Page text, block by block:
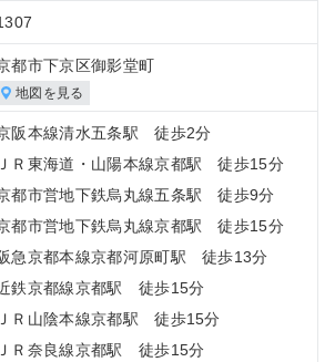
都市下京区御影堂町
地図を見る
阪本線清水五条駅 徒歩2分
ＪＲ東海道・山陽本線京都駅 徒歩15分
都市営地下鉄烏丸線五条駅 徒歩9分
都市営地下鉄烏丸線京都駅 徒歩15分
急京都本線京都河原町駅 徒歩13分
鉄京都線京都駅 徒歩15分
ＪＲ山陰本線京都駅 徒歩15分
ＪＲ奈良線京都駅 徒歩15分